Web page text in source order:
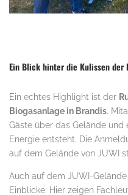
Ein Blick hinter die Kulissen der
Ein echtes Highlight ist der
Biogasanlage in Brandis.
Gäste über das Gelände und
Energie entsteht. Die
auf dem Gelände von JUWI
Auch auf dem JUWI-
Einblicke: Hier zeigen